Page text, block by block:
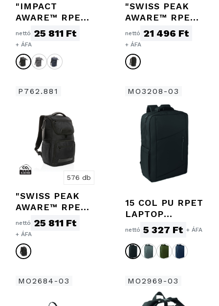
"IMPACT
AWARE™ RPET
VÍZHATLAN
15,6""-ES
HÁTIZSÁK"
nettó 25 811 Ft
+ ÁFA
"SWISS PEAK
AWARE™ RPET
15,6""-ES
ÜZLETI
nettó 21 496 Ft
+ ÁFA
P762.881
576 db
"SWISS PEAK
AWARE™ RPET
VOYAGER
15,6""-ES
LAPTOP
HÁTIZSÁK"
nettó 25 811 Ft
+ ÁFA
MO3208-03
15 COL PU RPET
LAPTOP
HÁTIZSÁK
nettó 5 327 Ft + ÁFA
MO2684-03 MO2969-03